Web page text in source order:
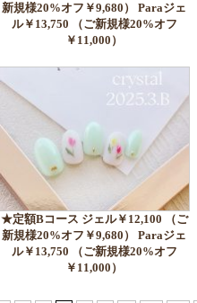
新規様20%オフ￥9,680） Paraジェ
ル￥13,750 （ご新規様20%オフ
￥11,000）
★定額Bコース ジェル￥12,100 （ご
新規様20%オフ￥9,680） Paraジェ
ル￥13,750 （ご新規様20%オフ
￥11,000）